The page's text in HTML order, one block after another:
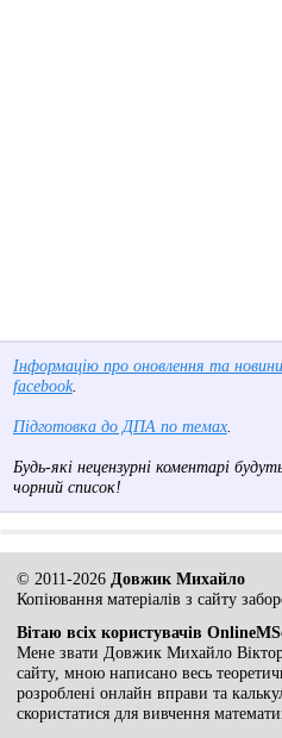
Інформацію про оновлення та
facebook.
Підготовка до ДПА по темах.
Будь-які нецензурні коментарі
чорний список!
© 2011-2026 Довжик Михайло
Копіювання матеріалів з сайту
Вітаю всіх користувачів
Мене звати Довжик Михайло
сайту, мною написано весь
розроблені онлайн вправи та
скористатися для вивчення